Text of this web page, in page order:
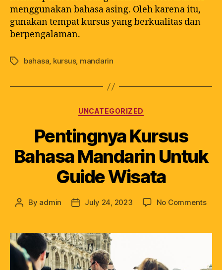
menggunakan bahasa asing. Oleh karena itu,
gunakan tempat kursus yang berkualitas dan
berpengalaman.
bahasa, kursus, mandarin
UNCATEGORIZED
Pentingnya Kursus
Bahasa Mandarin Untuk
Guide Wisata
By admin July 24, 2023 No Comments